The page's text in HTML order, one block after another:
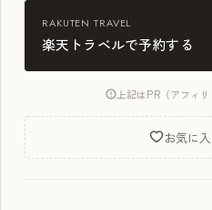
RAKUTEN TRAVEL
楽天トラベルで予約する
上記はPR（アフィ
お気に